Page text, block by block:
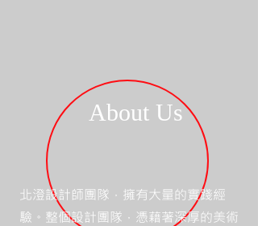
About Us
北澄設計師團隊，擁有大量的實踐經
驗。整個設計團隊，憑藉著深厚的美術